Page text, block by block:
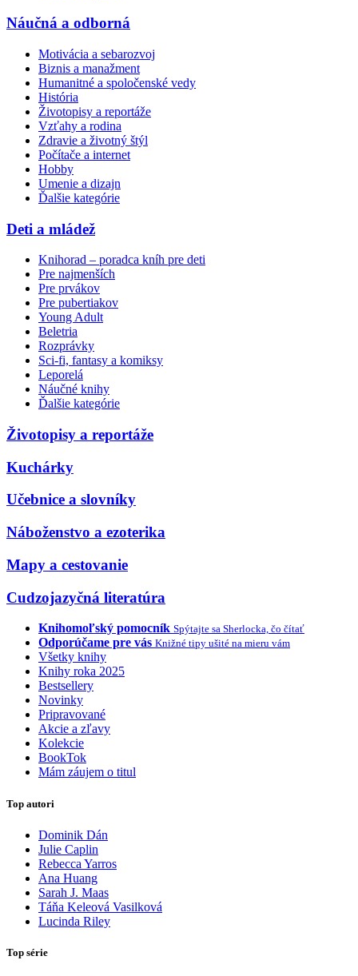
Náučná a odborná
Motivácia a sebarozvoj
Biznis a manažment
Humanitné a spoločenské vedy
História
Životopisy a reportáže
Vzťahy a rodina
Zdravie a životný štýl
Počítače a internet
Hobby
Umenie a dizajn
Ďalšie kategórie
Deti a mládež
Knihorad – poradca kníh pre deti
Pre najmenších
Pre prvákov
Pre pubertiakov
Young Adult
Beletria
Rozprávky
Sci-fi, fantasy a komiksy
Leporelá
Náučné knihy
Ďalšie kategórie
Životopisy a reportáže
Kuchárky
Učebnice a slovníky
Náboženstvo a ezoterika
Mapy a cestovanie
Cudzojazyčná literatúra
Knihomoľský pomocník Spýtajte sa Sherlocka, čo čítať
Odporúčame pre vás Knižné tipy ušité na mieru vám
Všetky knihy
Knihy roka 2025
Bestsellery
Novinky
Pripravované
Akcie a zľavy
Kolekcie
BookTok
Mám záujem o titul
Top autori
Dominik Dán
Julie Caplin
Rebecca Yarros
Ana Huang
Sarah J. Maas
Táňa Keleová Vasilková
Lucinda Riley
Top série